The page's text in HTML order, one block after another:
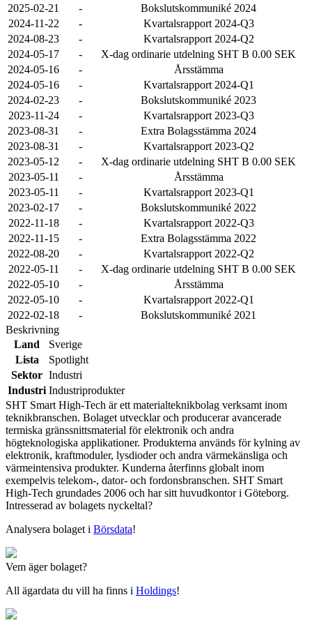
2025-02-21 -
Bokslutskommuniké 2024
2024-11-22
-
Kvartalsrapport 2024-Q3
2024-08-23
-
Kvartalsrapport 2024-Q2
2024-05-17
-
X-dag ordinarie utdelning SHT B 0.00 SEK
2024-05-16
-
Årsstämma
2024-05-16
-
Kvartalsrapport 2024-Q1
2024-02-23
-
Bokslutskommuniké 2023
2023-11-24
-
Kvartalsrapport 2023-Q3
2023-08-31
-
Extra Bolagsstämma 2024
2023-08-31
-
Kvartalsrapport 2023-Q2
2023-05-12
-
X-dag ordinarie utdelning SHT B 0.00 SEK
2023-05-11
-
Årsstämma
2023-05-11
-
Kvartalsrapport 2023-Q1
2023-02-17
-
Bokslutskommuniké 2022
2022-11-18
-
Kvartalsrapport 2022-Q3
2022-11-15
-
Extra Bolagsstämma 2022
2022-08-20
-
Kvartalsrapport 2022-Q2
2022-05-11
-
X-dag ordinarie utdelning SHT B 0.00 SEK
2022-05-10
-
Årsstämma
2022-05-10
-
Kvartalsrapport 2022-Q1
2022-02-18
-
Bokslutskommuniké 2021
Beskrivning
Land
Sverige
Lista
Spotlight
Sektor Industri
Industri Industriprodukter
SHT Smart High-Tech är ett materialteknikbolag verksamt inom
teknikbranschen. Bolaget utvecklar och producerar avancerade
termiska gränssnittsmaterial för elektronik och andra
högteknologiska applikationer. Produkterna används för kylning av
elektronik, kraftmoduler, lysdioder och andra värmekänsliga och
värmeintensiva produkter. Kunderna återfinns globalt inom
exempelvis telekom-, dator- och fordonsbranschen. SHT Smart
High-Tech grundades 2006 och har sitt huvudkontor i Göteborg.
Intresserad av bolagets nyckeltal?
Analysera bolaget i Börsdata!
Vem äger bolaget?
All ägardata du vill ha finns i Holdings!